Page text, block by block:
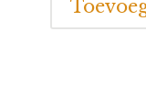
Hedwig